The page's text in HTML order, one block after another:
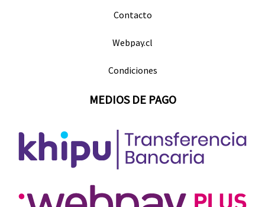
Contacto
Webpay.cl
Condiciones
MEDIOS DE PAGO